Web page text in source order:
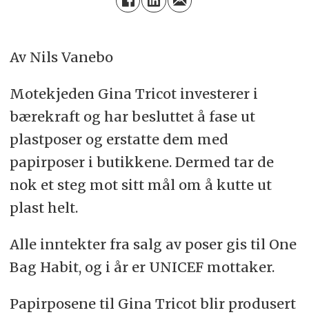
Av Nils Vanebo
Motekjeden Gina Tricot investerer i
bærekraft og har besluttet å fase ut
plastposer og erstatte dem med
papirposer i butikkene. Dermed tar de
nok et steg mot sitt mål om å kutte ut
plast helt.
Alle inntekter fra salg av poser gis til One
Bag Habit, og i år er UNICEF mottaker.
Papirposene til Gina Tricot blir produsert